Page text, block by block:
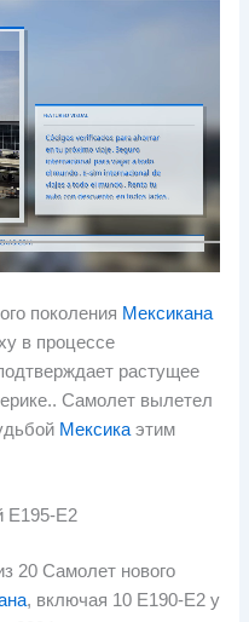
поколения Мексикана
в процессе
растущее
Самолет вылетел
Мексика этим
E195-E2
20 Самолет нового
, включая 10 Е190-Е2 у